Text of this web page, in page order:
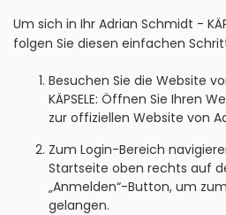
Um sich in Ihr Adrian Schmidt -
folgen Sie diesen einfachen
Besuchen Sie die Website
KÄPSELE: Öffnen Sie Ihren
zur offiziellen Website von
Zum Login-Bereich
Startseite oben rechts auf
„Anmelden“-Button, um
gelangen.